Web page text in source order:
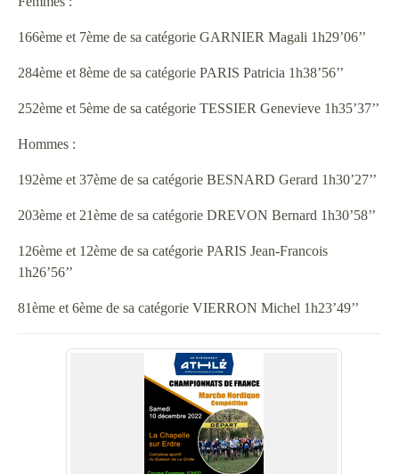
166ème et 7ème de sa catégorie GARNIER Magali 1h29’06’’
284ème et 8ème de sa catégorie PARIS Patricia 1h38’56’’
252ème et 5ème de sa catégorie TESSIER Genevieve 1h35’37’’
Hommes :
192ème et 37ème de sa catégorie BESNARD Gerard 1h30’27’’
203ème et 21ème de sa catégorie DREVON Bernard 1h30’58’’
126ème et 12ème de sa catégorie PARIS Jean-Francois
1h26’56’’
81ème et 6ème de sa catégorie VIERRON Michel 1h23’49’’